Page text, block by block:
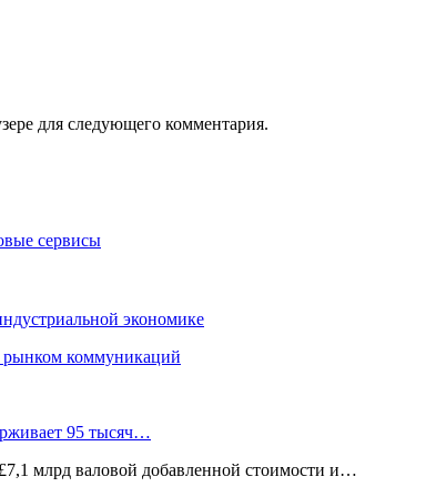
для следующего комментария.
сервисы
экономике
рынком коммуникаций
95 тысяч…
млрд валовой добавленной стоимости и…